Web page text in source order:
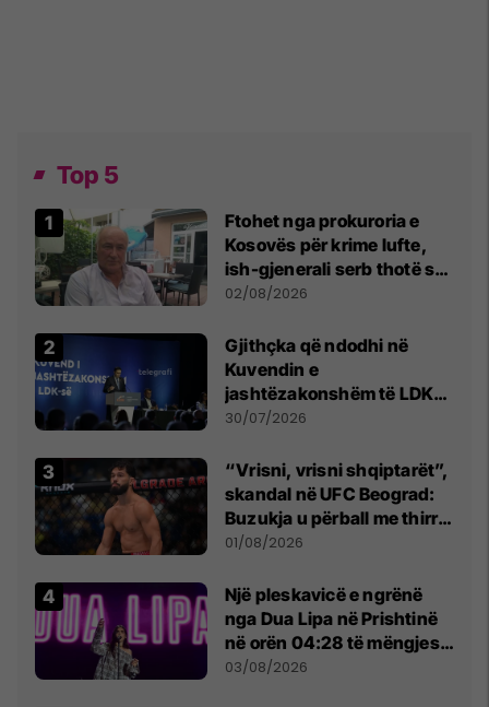
Top 5
Ftohet nga prokuroria e
Kosovës për krime lufte,
ish-gjenerali serb thotë se
dikush e tradhtoi në
02/08/2026
Gjithçka që ndodhi në
Kuvendin e
jashtëzakonshëm të LDK-
së
30/07/2026
“Vrisni, vrisni shqiptarët”,
skandal në UFC Beograd:
Buzukja u përball me thirrje
anti-shqiptare nga
01/08/2026
Një pleskavicë e ngrënë
nga Dua Lipa në Prishtinë
në orën 04:28 të mëngjesit
- dhe bota digjitale serbe
03/08/2026